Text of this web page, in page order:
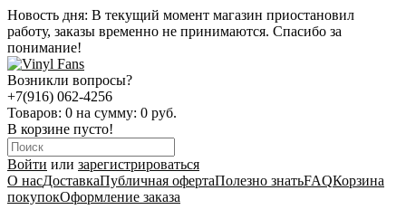
Новость дня: В текущий момент магазин приостановил
работу, заказы временно не принимаются. Спасибо за
понимание!
Возникли вопросы?
+7(916) 062-4256
Товаров: 0 на сумму: 0 руб.
В корзине пусто!
Войти или зарегистрироваться
О насДоставкаПубличная офертаПолезно знатьFAQКорзина
покупокОформление заказа